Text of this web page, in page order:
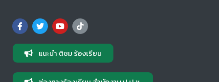
แนะนำ ติชม ร้องเรียน